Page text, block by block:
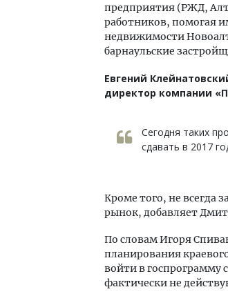
предприятия (РЖД,
работников, помогая
недвижимости
барнаульские
Евгений
директор компании
Сегодня таких
сдавать в 2017
Кроме того, не всегда
рынок, добавляет
По словам Игоря
планирования
войти в госпрограмму
фактически не